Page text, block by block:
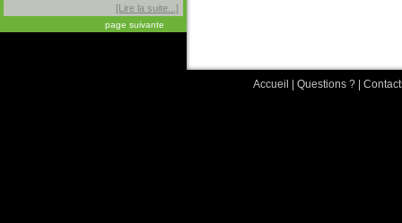
[Lire la suite...]
page suivante
Accueil Questions ?